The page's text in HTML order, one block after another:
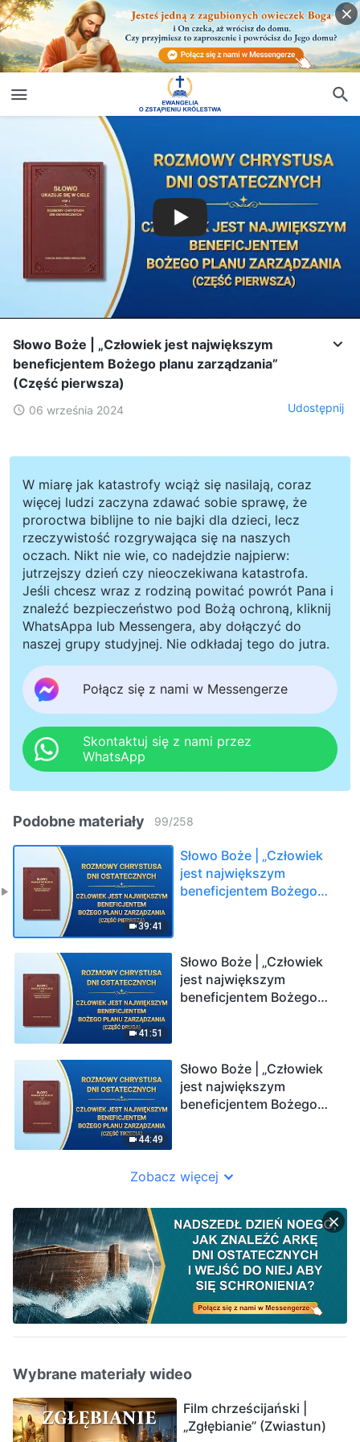
Słowo Boże | „Człowiek jest największym
beneficjentem Bożego planu zarządzania”
(Część pierwsza)
06 września 2024 Udostępnij
W miarę jak katastrofy wciąż się nasilają, coraz
więcej ludzi zaczyna zdawać sobie sprawę, że
proroctwa biblijne to nie bajki dla dzieci, lecz
rzeczywistość rozgrywająca się na naszych
oczach. Nikt nie wie, co nadejdzie najpierw:
jutrzejszy dzień czy nieoczekiwana katastrofa.
Jeśli chcesz wraz z rodziną powitać powrót Pana i
znaleźć bezpieczeństwo pod Bożą ochroną, kliknij
WhatsAppa lub Messengera, aby dołączyć do
naszej grupy studyjnej. Nie odkładaj tego do jutra.
Połącz się z nami w Messengerze
Skontaktuj się z nami przez
WhatsApp
Podobne materiały 99/258
39:41
Słowo Boże | „Człowiek
jest największym
beneficjentem Bożego
41:51
Słowo Boże | „Człowiek
jest największym
beneficjentem Bożego
44:49
Słowo Boże | „Człowiek
jest największym
beneficjentem Bożego
Zobacz więcej
Wybrane materiały wideo
Film chrześcijański |
„Zgłębianie” (Zwiastun)